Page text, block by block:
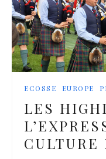
ECOSSE EUROPE
LES
CULTURE